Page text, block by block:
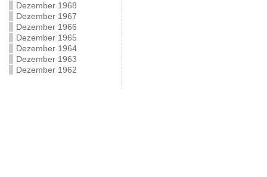
Dezember 1968
Dezember 1967
Dezember 1966
Dezember 1965
Dezember 1964
Dezember 1963
Dezember 1962